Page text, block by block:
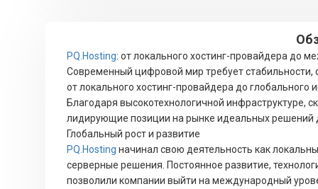
PQ.Hosting: от локального хостинг-провайдера до
Современный цифровой мир требует стабильности,
от локального хостинг-провайдера до глобального
Благодаря высокотехнологичной инфраструктуре,
лидирующие позиции на рынке идеальных решений
Глобальный рост и развитие
PQ.Hosting начинал свою деятельность как
серверные решения. Постоянное развитие,
позволили компании выйти на международный